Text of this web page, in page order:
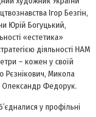
Ігор Безгін,
Юрій Богуцький,
«естетика»
діяльності НАМ
– кожен у своїй
Рєзнікович, Микола
Федорук.
у профільні